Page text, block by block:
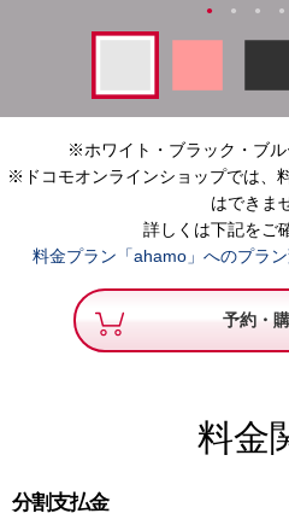
※ホワイト・ブラック・ブ
※ドコモオンラインショップでは、
はできま
詳しくは下記をご
料金プラン「ahamo」へのプラ
予約・
料金
分割支払金